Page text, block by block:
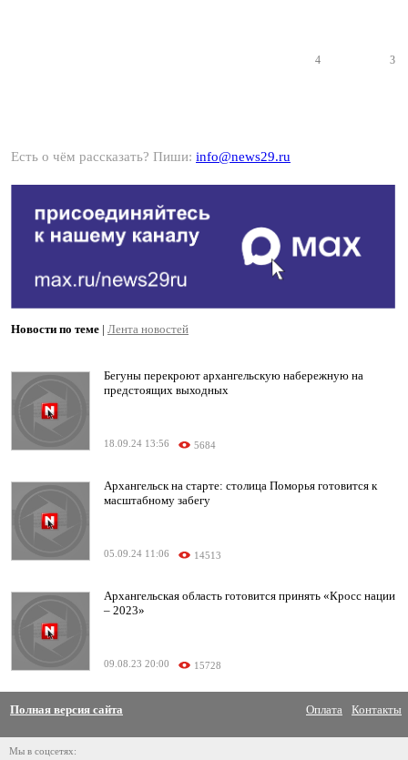
4 3
Есть о чём рассказать? Пиши: info@news29.ru
Новости по теме | Лента новостей
Бегуны перекроют архангельскую набережную на
предстоящих выходных
18.09.24 13:56 5684
Архангельск на старте: столица Поморья готовится к
масштабному забегу
05.09.24 11:06 14513
Архангельская область готовится принять «Кросс нации
– 2023»
09.08.23 20:00 15728
Полная версия сайта Оплата Контакты
Мы в соцсетях: